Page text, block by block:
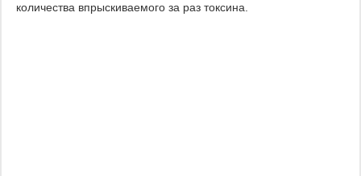
количества впрыскиваемого за раз токсина.